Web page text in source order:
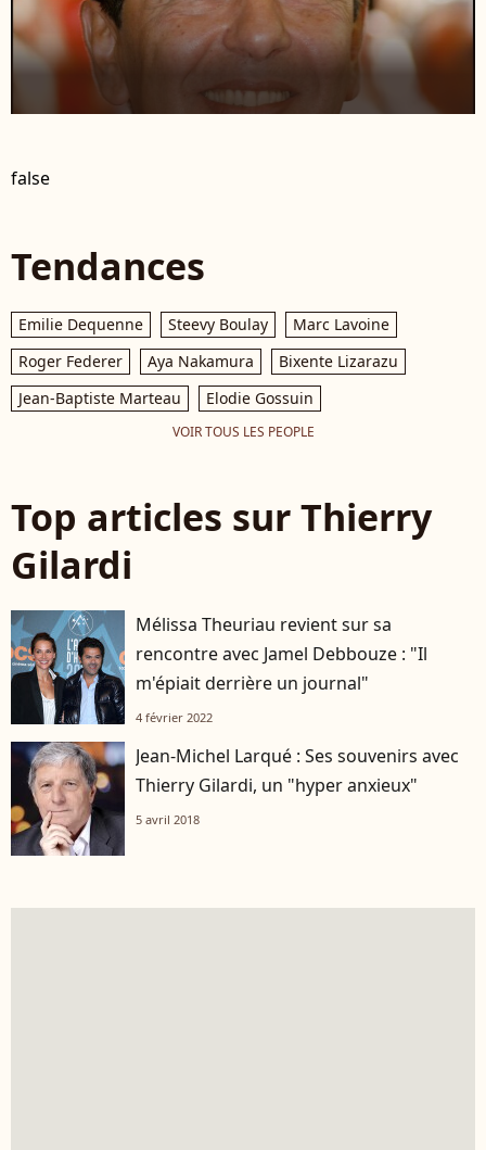
false
Tendances
Emilie Dequenne Steevy Boulay
Marc Lavoine
Roger Federer
Aya Nakamura
Bixente Lizarazu
Jean-Baptiste Marteau
Elodie Gossuin
VOIR TOUS LES PEOPLE
Top articles sur Thierry
Gilardi
Mélissa Theuriau revient sur sa
rencontre avec Jamel Debbouze : "Il
m'épiait derrière un journal"
4 février 2022
Jean-Michel Larqué : Ses souvenirs avec
Thierry Gilardi, un "hyper anxieux"
5 avril 2018